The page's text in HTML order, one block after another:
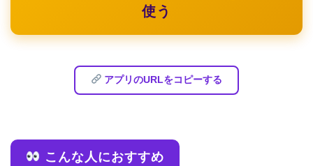
使う
アプリのURLをコピーする
こんな人におすすめ